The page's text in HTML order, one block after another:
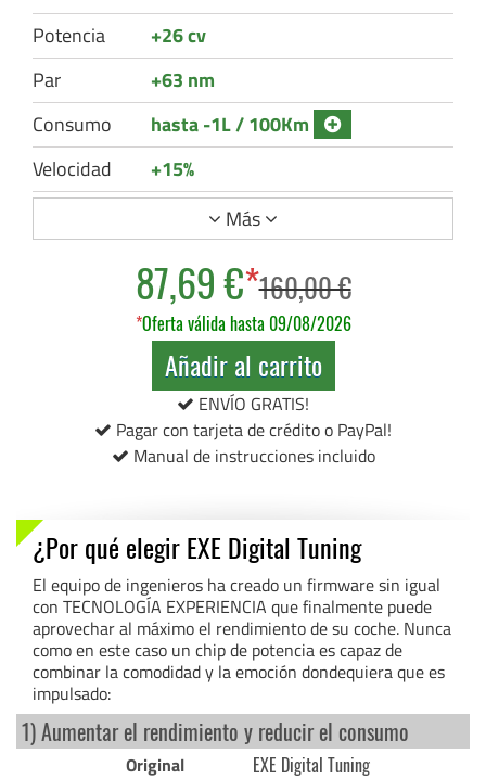
Potencia
+26 cv
Par
+63 nm
Consumo
hasta -1L / 100Km
Velocidad
+15%
Más
87,69 €*160,00 €
*Oferta válida hasta 09/08/2026
Añadir al carrito
ENVÍO GRATIS!
Pagar con tarjeta de crédito o PayPal!
Manual de instrucciones incluido
¿Por qué elegir EXE Digital Tuning
El equipo de ingenieros ha creado un firmware sin igual
con TECNOLOGÍA EXPERIENCIA que finalmente puede
aprovechar al máximo el rendimiento de su coche. Nunca
como en este caso un chip de potencia es capaz de
combinar la comodidad y la emoción dondequiera que es
impulsado:
1) Aumentar el rendimiento y reducir el consumo
Original
EXE Digital Tuning